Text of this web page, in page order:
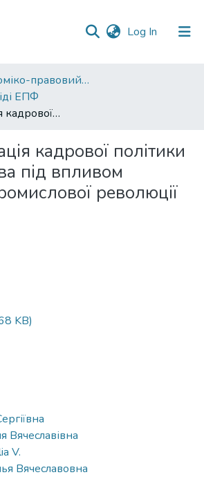
Log In (current)
04. Економіко-правовий факультет
ЕПФ
Трансформація кадрової політики підприємства під впливом четвертої промислової революції
кадрової політики
під впливом
революції
KB)
Вячеславівна
V.
Вячеславовна